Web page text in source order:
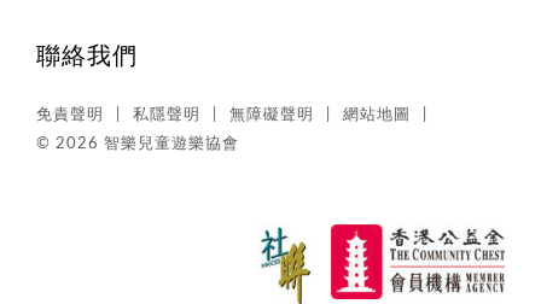
聯絡我們
免責聲明 私隱聲明 無障礙聲明
網站地圖
© 2026 智樂兒童遊樂協會